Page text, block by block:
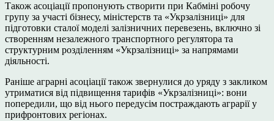
Також асоціації пропонують створити при Кабміні робочу
групу за участі бізнесу, міністерств та «Укрзалізниці» для
підготовки сталої моделі залізничних перевезень, включно зі
створенням незалежного транспортного регулятора та
структурним розділенням «Укрзалізниці» за напрямами
діяльності.
Раніше аграрні асоціації також звернулися до уряду з закликом
утриматися від підвищення тарифів «Укрзалізниці»: вони
попередили, що від нього передусім постраждають аграрії у
прифронтових регіонах.